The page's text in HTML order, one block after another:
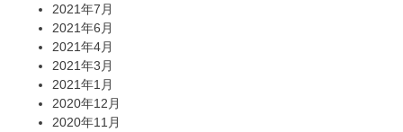
2021年7月
2021年6月
2021年4月
2021年3月
2021年1月
2020年12月
2020年11月